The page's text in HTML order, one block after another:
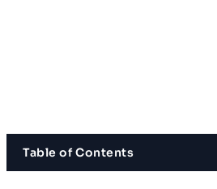
Table of Contents